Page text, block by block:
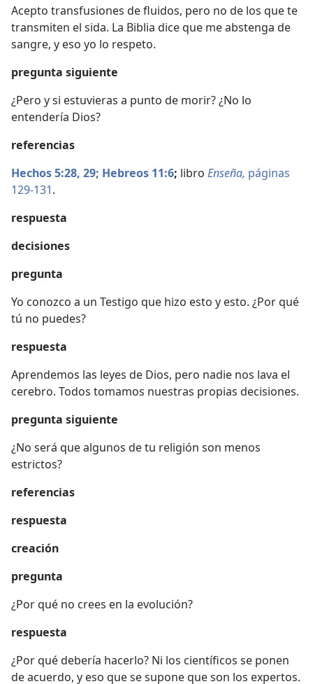
Acepto transfusiones de fluidos, pero no de los que te
transmiten el sida. La Biblia dice que me abstenga de
sangre, y eso yo lo respeto.
pregunta siguiente
¿Pero y si estuvieras a punto de morir? ¿No lo
entendería Dios?
referencias
Hechos 5:28, 29; Hebreos 11:6; libro Enseña, páginas
129-131.
respuesta
decisiones
pregunta
Yo conozco a un Testigo que hizo esto y esto. ¿Por qué
tú no puedes?
respuesta
Aprendemos las leyes de Dios, pero nadie nos lava el
cerebro. Todos tomamos nuestras propias decisiones.
pregunta siguiente
¿No será que algunos de tu religión son menos
estrictos?
referencias
respuesta
creación
pregunta
¿Por qué no crees en la evolución?
respuesta
¿Por qué debería hacerlo? Ni los científicos se ponen
de acuerdo, y eso que se supone que son los expertos.